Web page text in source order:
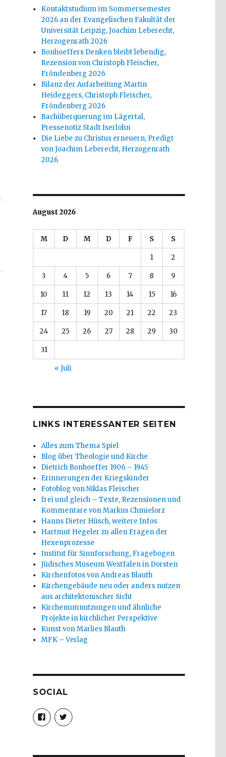
Kontaktstudium im Sommersemester
2026 an der Evangelischen Fakultät der
Universität Leipzig, Joachim Leberecht,
Herzogenrath 2026
Bonhoeffers Denken bleibt lebendig,
Rezension von Christoph Fleischer,
Fröndenberg 2026
Bilanz der Aufarbeitung Martin
Heideggers, Christoph Fleischer,
Fröndenberg 2026
Bachüberquerung im Lägertal,
Pressenotiz Stadt Iserlohn
Die Liebe zu Christus erneuern, Predigt
von Joachim Leberecht, Herzogenrath
2026
August 2026
M D M D F S S
1 2
3 4 5 6 7 8 9
10 11 12 13 14 15 16
17 18 19 20 21 22 23
24 25 26 27 28 29 30
31
« Juli
LINKS INTERESSANTER SEITEN
Alles zum Thema Spiel
Blog über Theologie und Kirche
Dietrich Bonhoeffer 1906 – 1945
Erinnerungen der Kriegskinder
Fotoblog von Niklas Fleischer
frei und gleich – Texte, Rezensionen und
Kommentare von Markus Chmielorz
Hanns Dieter Hüsch, weitere Infos
Hartmut Hegeler zu allen Fragen der
Hexenprozesse
Institut für Sinnforschung, Fragebogen
Jüdisches Museum Westfalen in Dorsten
Kirchenfotos von Andreas Blauth
Kirchengebäude neu oder anders nutzen
aus architektonischer Sicht
Kirchenumnutzungen und ähnliche
Projekte in kirchlicher Perspektive
Kunst von Marlies Blauth
MFK – Verlag
SOCIAL
Profil
von
christoph.fleischer1
anzeigen
Profil
von
anzeigen